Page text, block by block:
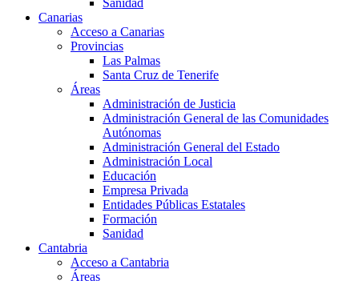
Sanidad
Canarias
Acceso a Canarias
Provincias
Las Palmas
Santa Cruz de Tenerife
Áreas
Administración de Justicia
Administración General de las Comunidades
Autónomas
Administración General del Estado
Administración Local
Educación
Empresa Privada
Entidades Públicas Estatales
Formación
Sanidad
Cantabria
Acceso a Cantabria
Áreas